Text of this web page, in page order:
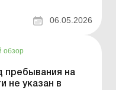
условий труда Увольнение работни...
06.05.2026
обзор
пребывания на
не указан в